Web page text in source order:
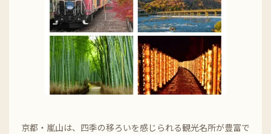
京都・嵐山は、四季の移ろいを感じられる観光名所が豊富で